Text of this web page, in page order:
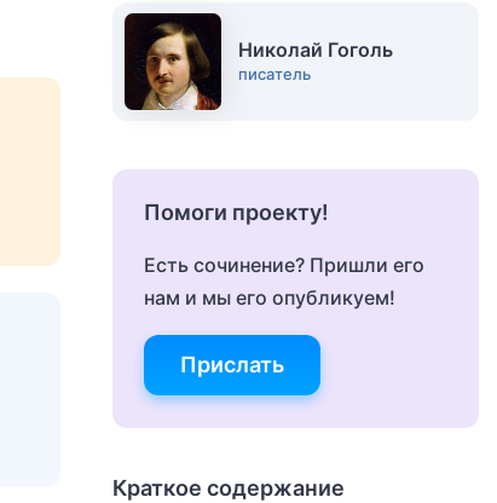
Николай Гоголь
писатель
Помоги проекту!
Есть сочинение? Пришли его
нам и мы его опубликуем!
Прислать
Краткое содержание